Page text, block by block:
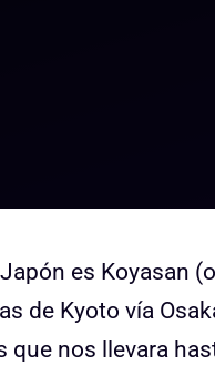
es Koyasan
de Kyoto vía
nos llevara